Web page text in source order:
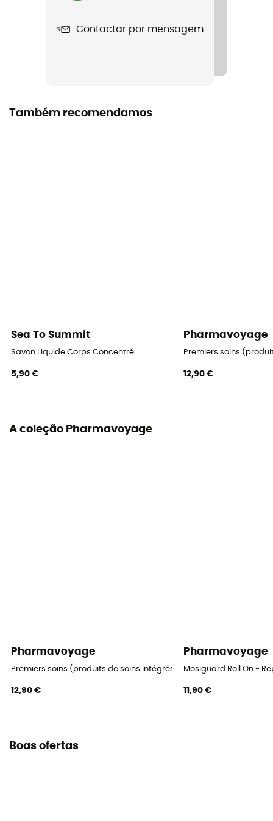
Contactar por mensagem
Também recomendamos
Sea To Summit
Savon Liquide Corps Concentré
5,90 €
Pharmavoyage
Premiers soins
12,90 €
A coleção Pharmavoyage
Pharmavoyage
Premiers soins (produits de soins intégrés) - Kit de primeiros
12,90 €
Pharmavoyage
Mosiguard Roll On -
11,90 €
Boas ofertas